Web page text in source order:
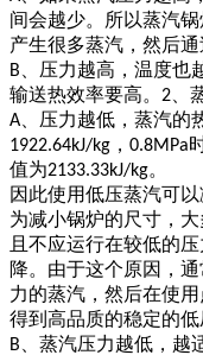
间会越少。所以蒸汽
产生很多蒸汽，然后
B 、压力越高，温度也
输送热效率要高。 2 、
A 、压力越低，蒸汽的
1922.64kJ/kg ， 0.8MPa
值为2133.33kJ/kg。
因此使用低压蒸汽可
为减小锅炉的尺寸，
且不应运行在较低的
降。由于这个原因，
力的蒸汽，然后在使
得到高品质的稳定的
B 、蒸汽压力越低，